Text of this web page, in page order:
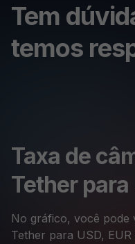
Tem
temos
Taxa de
Tether para
No gráfico, você pode
Tether para USD,